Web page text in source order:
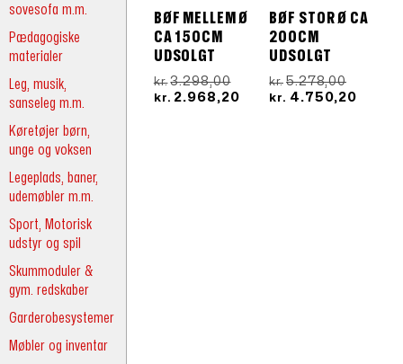
sovesofa m.m.
Pædagogiske
materialer
Leg, musik,
sanseleg m.m.
Køretøjer børn,
unge og voksen
Legeplads, baner,
udemøbler m.m.
Sport, Motorisk
udstyr og spil
Skummoduler &
gym. redskaber
Garderobesystemer
Møbler og inventar
BØF MELLEM Ø
CA 150CM
UDSOLGT
kr. 3.298,00Den
oprindelige
kr. 2.968,20Den
BØF STOR Ø CA
200CM
UDSOLGT
kr. 5.278,00Den
kr. 4.750,20